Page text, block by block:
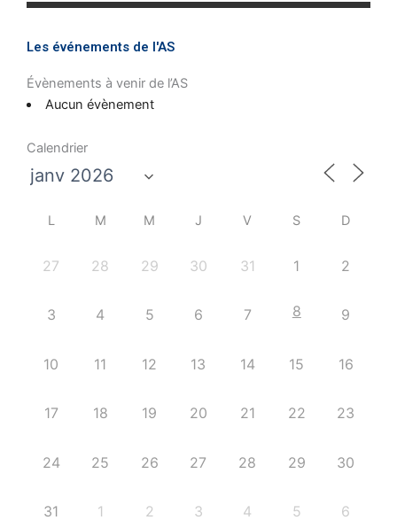
Les événements de l'AS
Évènements à venir de l’AS
Aucun évènement
Calendrier
L M M J V S D
27 28 29 30 31 1 2
3 4 5 6 7 8 9
10 11 12 13 14 15 16
17 18 19 20 21 22 23
24 25 26 27 28 29 30
31 1 2 3 4 5 6